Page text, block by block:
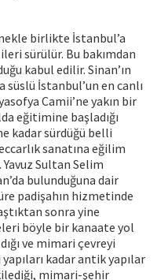
birlikte İstanbul’a
sürülür. Bu bakımdan
kabul edilir. Sinan’ın
süslü İstanbul’un en canlı
Camii’ne yakın bir
eğitimine başladığı
kadar sürdüğü belli
sanatına eğilim
Sultan Selim
bulunduğuna dair
padişahın hizmetinde
sonra yine
böyle bir kanaate yol
ve mimari çevreyi
kadar antik yapılar
mimari-şehir